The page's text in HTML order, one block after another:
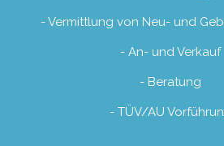
- Vermittlung von Neu- und
- An- und Verkauf
- Beratung
- TÜV/AU